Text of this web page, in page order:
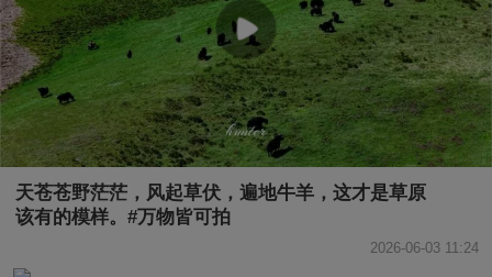
天苍苍野茫茫，风起草伏，遍地牛羊，这才是草原
该有的模样。#万物皆可拍
2026-06-03 11:24